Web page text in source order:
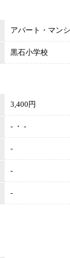
アパート・マン
黒石小学校
3,400円
- ・ -
-
-
-